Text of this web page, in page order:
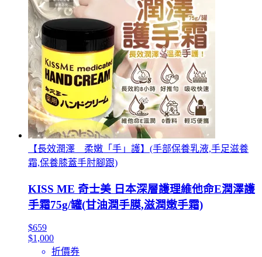
【長效潤澤 柔嫩「手」護】(手部保養乳液,手足滋養
霜,保養膝蓋手肘腳跟)
KISS ME 奇士美 日本深層護理維他命E潤澤護
手霜75g/罐(甘油潤手膜,滋潤嫩手霜)
$659
$1,000
折價券